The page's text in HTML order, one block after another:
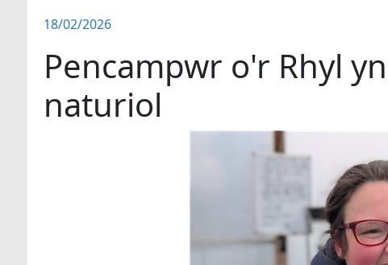
18/02/2026
Pencampwr o'r Rhyl
naturiol